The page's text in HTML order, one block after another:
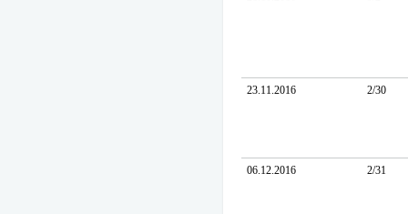
23.11.2016 2/30
06.12.2016 2/31